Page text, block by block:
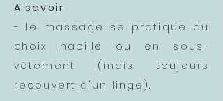
A savoir
- le massage se pratique au
choix habillé ou en sous-
vêtement (mais toujours
recouvert d'un linge).